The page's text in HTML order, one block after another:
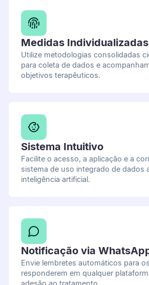
Medidas Individualizadas
Utilize metodologias consolidadas
para coleta de dados e
objetivos terapêuticos.
Sistema Intuitivo
Facilite o acesso, a aplicação e a
sistema de uso integrado de dados
inteligência artificial.
Notificação via
Envie lembretes automáticos para
responderem em qualquer
adesão ao tratamento.